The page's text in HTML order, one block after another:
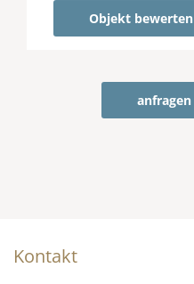
Objekt bewerten
anfragen
Kontakt